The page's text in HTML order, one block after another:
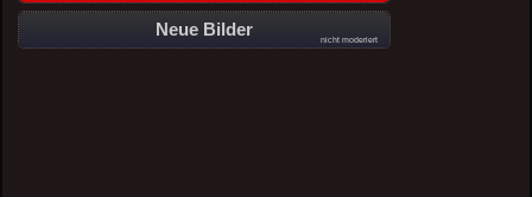
Neue Bilder
nicht moderiert